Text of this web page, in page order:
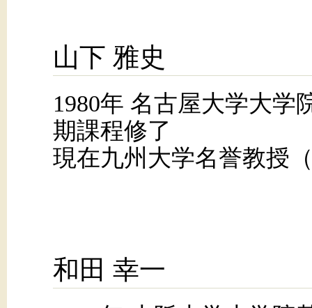
山下 雅史
1980年 名古屋大学大学
期課程修了
現在九州大学名誉教授
和田 幸一